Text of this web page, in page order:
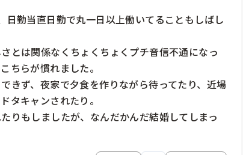
勤当直日勤で丸一日以上働いてることもしばし
とは関係なくちょくちょくプチ音信不通になっ
ちらが慣れました。
きず、夜家で夕食を作りながら待ってたり、近場
タキャンされたり。
りもしましたが、なんだかんだ結婚してしまっ